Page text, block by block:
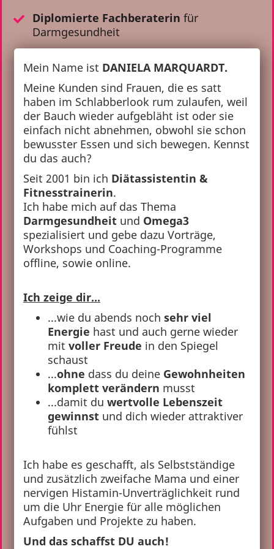
Diplomierte Fachberaterin für
Darmgesundheit
Mein Name ist DANIELA MARQUARDT.
Meine Kunden sind Frauen, die es satt
haben im Schlabberlook rum zulaufen, weil
der Bauch wieder aufgebläht ist oder sie
einfach nicht abnehmen, obwohl sie schon
bewusster Essen und sich bewegen. Kennst
du das auch?
Seit 2001 bin ich Diätassistentin &
Fitnesstrainerin.
Ich habe mich auf das Thema
Darmgesundheit und Omega3
spezialisiert und gebe dazu Vorträge,
Workshops und Coaching-Programme
offline, sowie online.
Ich zeige dir...
...wie du abends noch sehr viel
Energie hast und auch gerne wieder
mit voller Freude in den Spiegel
schaust
...ohne dass du deine Gewohnheiten
komplett verändern musst
...damit du wertvolle Lebenszeit
gewinnst und dich wieder attraktiver
fühlst
Ich habe es geschafft, als Selbstständige
und zusätzlich zweifache Mama und einer
nervigen Histamin-Unverträglichkeit rund
um die Uhr Energie für alle möglichen
Aufgaben und Projekte zu haben.
Und das schaffst DU auch!